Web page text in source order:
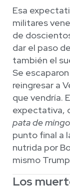
Esa
militares
de
dar el paso
también el
Se
reingresar a
que vendría.
expectativa,
pata de mingo
punto final a
nutrida por
mismo
Los